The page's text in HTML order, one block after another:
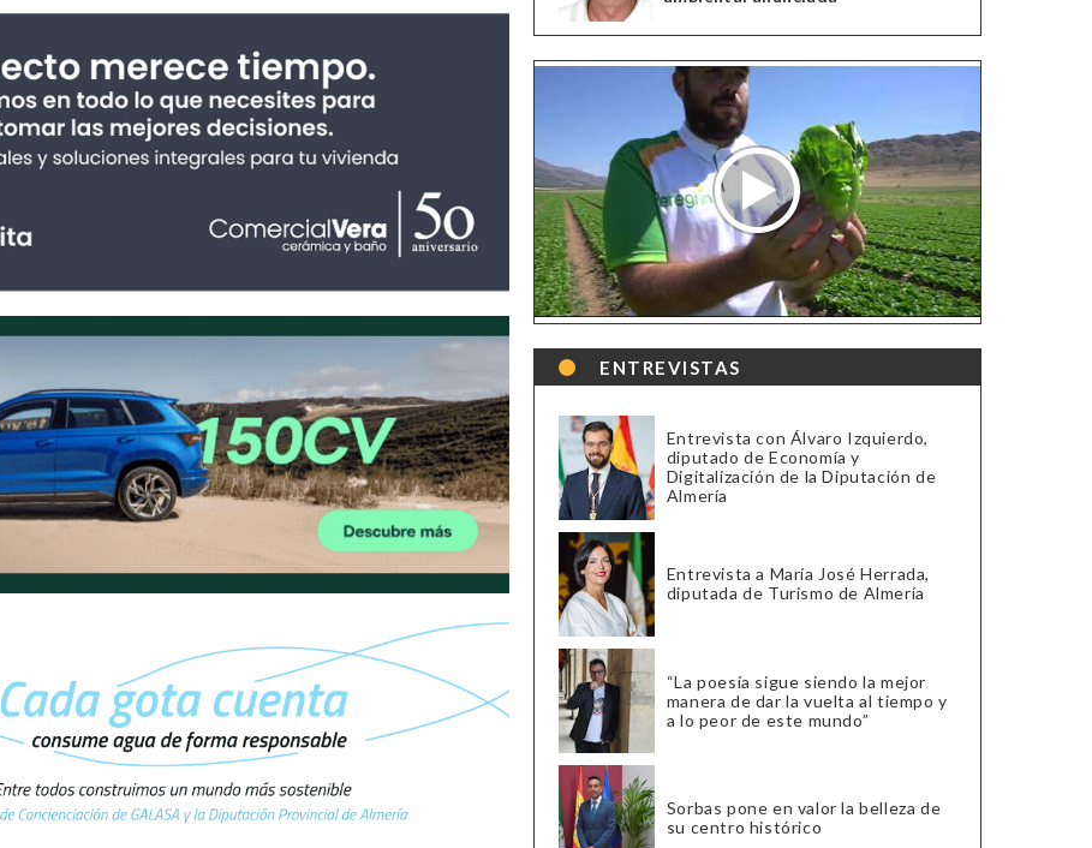
ENTREVISTAS
Entrevista con Álvaro Izquierdo,
diputado de Economía y
Digitalización de la Diputación de
Almería
Entrevista a María José Herrada,
diputada de Turismo de Almería
“La poesía sigue siendo la mejor
manera de dar la vuelta al tiempo y
a lo peor de este mundo”
Sorbas pone en valor la belleza de
su centro histórico